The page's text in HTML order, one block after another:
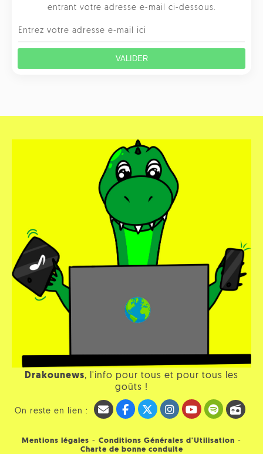
entrant votre adresse e-mail ci-dessous.
VALIDER
Drakounews, l'info pour tous et pour tous les
goûts !
On reste en lien :
Mentions légales - Conditions Générales d'Utilisation -
Charte de bonne conduite